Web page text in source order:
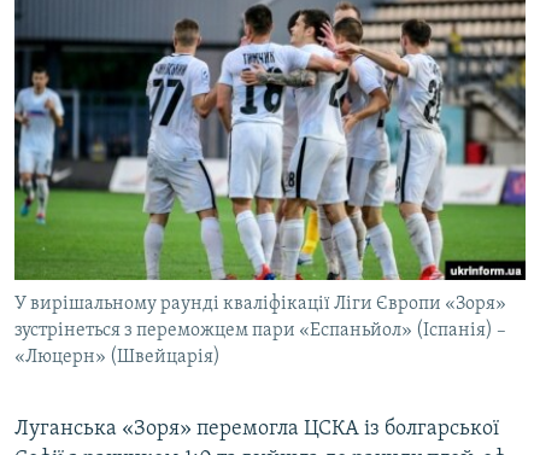
пошуку
ВСЕ ЗА ДЕНЬ
СПЕЦПРОЕКТИ
ДЕПОРТАЦІЯ
ВІДЕОУРОКИ «ELIFBE»
СВІДЧЕННЯ ОКУПАЦІЇ
УКРАЇНСЬКА ПРОБЛЕМА КРИМУ
ІНФОГРАФІКА
ЯК ОБІЙТИ БЛОКУВАННЯ
Русский
Qırımtatar
ДОЛУЧАЙСЯ!
Усі сайти RFE/RL
У вирішальному раунді кваліфікації Ліги Європи «Зоря»
зустрінеться з переможцем пари «Еспаньйол» (Іспанія) –
«Люцерн» (Швейцарія)
Луганська «Зоря» перемогла ЦСКА із болгарської